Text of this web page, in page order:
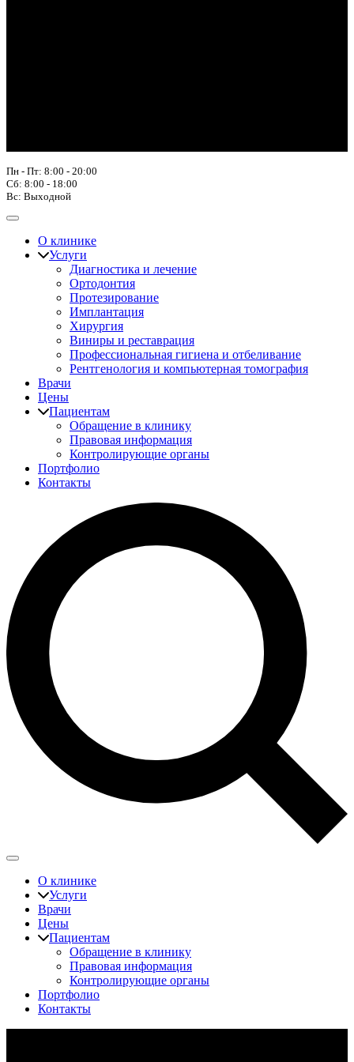
Пн - Пт: 8:00 - 20:00
Сб: 8:00 - 18:00
Вс: Выходной
О клинике
Услуги
Диагностика и лечение
Ортодонтия
Протезирование
Имплантация
Хирургия
Виниры и реставрация
Профессиональная гигиена и отбеливание
Рентгенология и компьютерная томография
Врачи
Цены
Пациентам
Обращение в клинику
Правовая информация
Контролирующие органы
Портфолио
Контакты
О клинике
Услуги
Врачи
Цены
Пациентам
Обращение в клинику
Правовая информация
Контролирующие органы
Портфолио
Контакты